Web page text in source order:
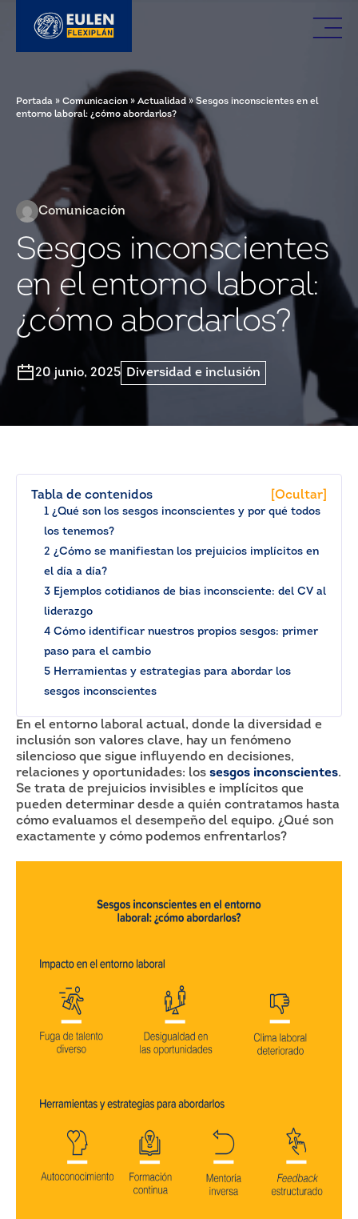
Portada » Comunicacion » Actualidad »Sesgos inconscientes en el
entorno laboral: ¿cómo abordarlos?
Comunicación
Sesgos inconscientes
en el entorno laboral:
¿cómo abordarlos?
20 junio, 2025 Diversidad e inclusión
Tabla de contenidos [Ocultar]
1 ¿Qué son los sesgos inconscientes y por qué todos
los tenemos?
2 ¿Cómo se manifiestan los prejuicios implícitos en
el día a día?
3 Ejemplos cotidianos de bias inconsciente: del CV al
liderazgo
4 Cómo identificar nuestros propios sesgos: primer
paso para el cambio
5 Herramientas y estrategias para abordar los
sesgos inconscientes
En el entorno laboral actual, donde la diversidad e
inclusión son valores clave, hay un fenómeno
silencioso que sigue influyendo en decisiones,
relaciones y oportunidades: los sesgos inconscientes.
Se trata de prejuicios invisibles e implícitos que
pueden determinar desde a quién contratamos hasta
cómo evaluamos el desempeño del equipo. ¿Qué son
exactamente y cómo podemos enfrentarlos?